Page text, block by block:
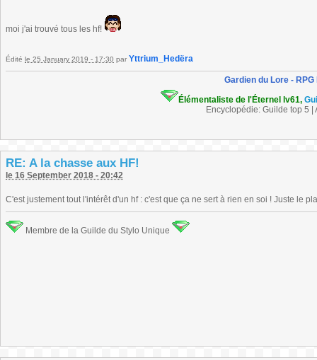
moi j'ai trouvé tous les hf!
Édité le 25 January 2019 - 17:30 par Yttrium_Hedëra
Gardien du Lore - RPG
Élémentaliste de l'Éternel lv61,
Encyclopédie: Guilde top 5 |
RE: A la chasse aux HF!
le 16 September 2018 - 20:42
C'est justement tout l'intérêt d'un hf : c'est que ça ne sert à rien en soi ! Juste le
Membre de la Guilde du Stylo Unique